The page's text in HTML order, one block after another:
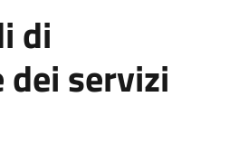
di
dei servizi